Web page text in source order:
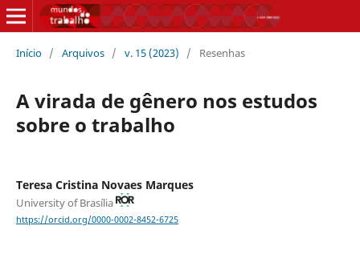
Início / Arquivos / v. 15 (2023) / Resenhas
A virada de gênero nos estudos
sobre o trabalho
Teresa Cristina Novaes Marques
University of Brasília
https://orcid.org/0000-0002-8452-6725